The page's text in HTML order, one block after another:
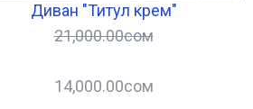
Диван "Титул крем"
21,000.00сом
14,000.00сом